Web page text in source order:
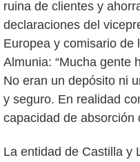
ruina de clientes y
declaraciones del
Europea y comisario de
Almunia: “Mucha gente
No eran un depósito ni
y seguro. En realidad
capacidad de
La entidad de Castilla y